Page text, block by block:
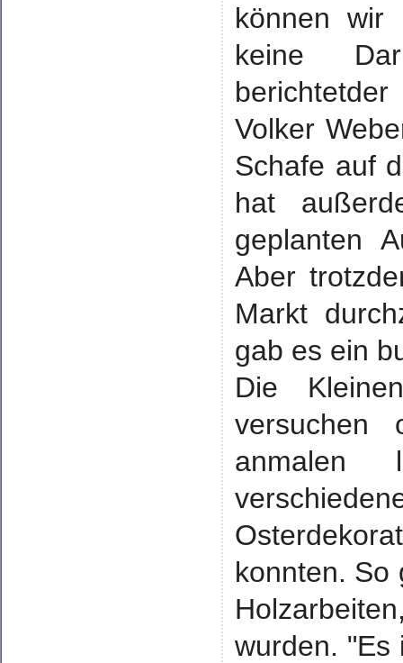
können wir
keine
Volker
Schafe auf
hat
geplanten
Aber
Markt
gab es ein
Die
versuchen
anmalen
konnten. So
wurden. "Es